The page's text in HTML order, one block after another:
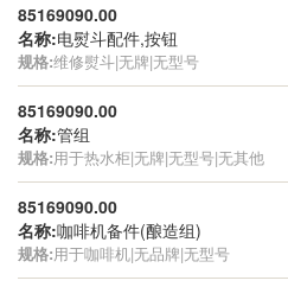
85169090.00
名称:电熨斗配件,按钮
规格:维修熨斗|无牌|无型号
85169090.00
名称:管组
规格:用于热水柜|无牌|无型号|无其他
85169090.00
名称:咖啡机备件(酿造组)
规格:用于咖啡机|无品牌|无型号